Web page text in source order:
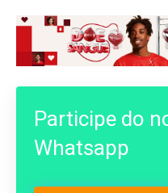
Participe do
Whatsapp